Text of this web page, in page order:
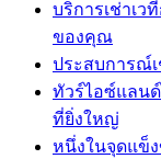
บริการเช่าเ
ของคุณ
ประสบการณ์
ทัวร์ไอซ์แลน
ที่ยิ่งใหญ่
หนึ่งในจุดแข็